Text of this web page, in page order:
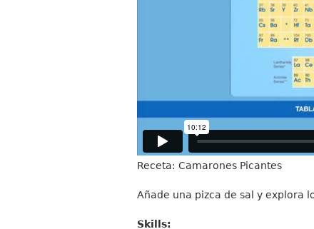
Receta: Camarones Picantes
Añade una pizca de sal y explora
Skills: